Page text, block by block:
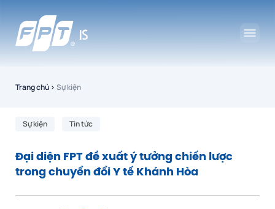
Trang chủ › Sự kiện
Sự kiện Tin tức
Đại diện FPT đề xuất ý tưởng chiến lược
trong chuyển đổi Y tế Khánh Hòa